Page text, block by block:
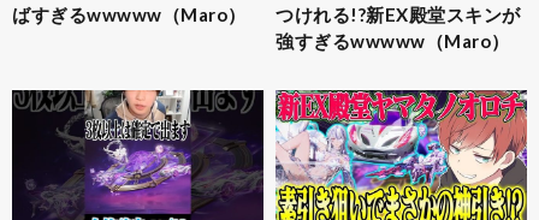
ばすぎるwwwww（Maro）
つけれる!?新EX殿堂スキンが
強すぎるwwwww（Maro）